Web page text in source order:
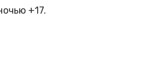
+17.